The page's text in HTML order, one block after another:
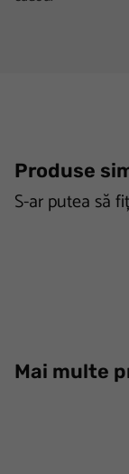
Produse
S-ar putea să
Mai multe